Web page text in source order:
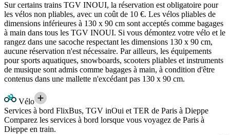
Sur certains trains TGV INOUI, la réservation est obligatoire pour
les vélos non pliables, avec un coût de 10 €. Les vélos pliables de
dimensions inférieures à 130 x 90 cm sont acceptés comme bagages
à main dans tous les TGV INOUI. Si vous démontez votre vélo et le
rangez dans une sacoche respectant les dimensions 130 x 90 cm,
aucune réservation n'est nécessaire. Par ailleurs, les équipements
pour sports aquatiques, snowboards, scooters pliables et instruments
de musique sont admis comme bagages à main, à condition d'être
contenus dans une mallette n'excédant pas 130 x 90 cm.
Vélo
Services à bord FlixBus, TGV inOui et TER de Paris à Dieppe
Comparez les services à bord lorsque vous voyagez de Paris à
Dieppe en train.